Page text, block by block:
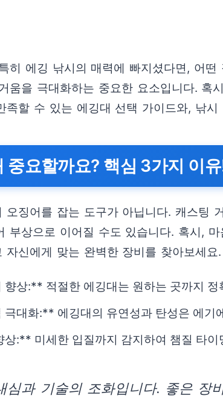
히 에깅 낚시의 매력에 빠지셨다면, 어
움을 극대화하는 중요한 요소입니다. 혹
족할 수 있는 에깅대 선택 가이드와, 낚
중요할까요? 핵심 3가지 이
오징어를 잡는 도구가 아닙니다. 캐스팅
부상으로 이어질 수도 있습니다. 혹시,
자신에게 맞는 완벽한 장비를 찾아보세요.
상:** 적절한 에깅대는 원하는 곳까지
대화:** 에깅대의 유연성과 탄성은 에기
:** 미세한 입질까지 감지하여 챔질 타이
심과 기술의 조화입니다. 좋은 장